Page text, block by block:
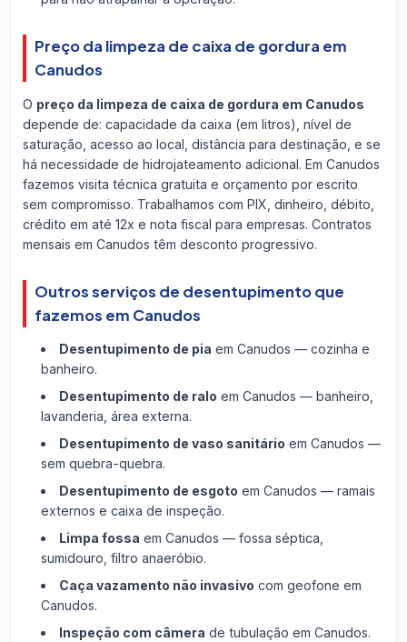
Preço da limpeza de caixa de gordura em
Canudos
O preço da limpeza de caixa de gordura em Canudos
depende de: capacidade da caixa (em litros), nível de
saturação, acesso ao local, distância para destinação, e se
há necessidade de hidrojateamento adicional. Em Canudos
fazemos visita técnica gratuita e orçamento por escrito
sem compromisso. Trabalhamos com PIX, dinheiro, débito,
crédito em até 12x e nota fiscal para empresas. Contratos
mensais em Canudos têm desconto progressivo.
Outros serviços de desentupimento que
fazemos em Canudos
Desentupimento de pia em Canudos — cozinha e
banheiro.
Desentupimento de ralo em Canudos — banheiro,
lavanderia, área externa.
Desentupimento de vaso sanitário em Canudos —
sem quebra-quebra.
Desentupimento de esgoto em Canudos — ramais
externos e caixa de inspeção.
Limpa fossa em Canudos — fossa séptica,
sumidouro, filtro anaeróbio.
Caça vazamento não invasivo com geofone em
Canudos.
Inspeção com câmera de tubulação em Canudos.